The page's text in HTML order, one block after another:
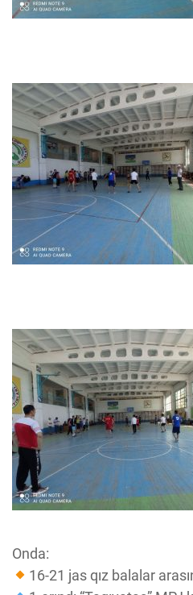
Onda:
16-21 jas qız balalar